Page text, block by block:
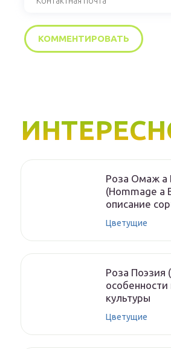
Роза Омаж а
(Hommage a
описание
Цветущие
Роза Поэзия
особенности
культуры
Цветущие